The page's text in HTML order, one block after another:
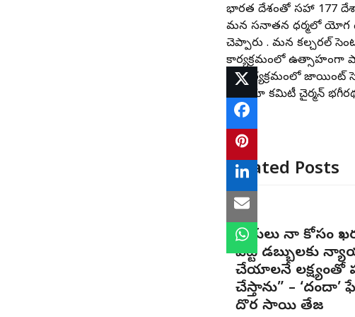
భారత దేశంతో సహా 177
మన సనాతన ధర్మలో యోగ
చెప్పారు . మన కల్చరల్
కార్యక్రమంలో ఉత్సాహంగా
ఈ కార్యక్రమంలో జాయింట్
మీడియా కమిటీ చైర్మన్ భగీరథ
Related Posts
“ప్రేక్షకులు నా కోసం
పెట్టే డబ్బులకు
చేయాలనే లక్ష్యంతో
చేస్తాను” – ‘దందా’
దొర సాయి తేజ